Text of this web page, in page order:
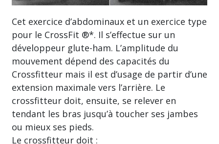
Cet exercice d’abdominaux et un exercice type
pour le CrossFit ®*. Il s’effectue sur un
développeur glute-ham. L’amplitude du
mouvement dépend des capacités du
Crossfitteur mais il est d’usage de partir d’une
extension maximale vers l’arrière. Le
crossfitteur doit, ensuite, se relever en
tendant les bras jusqu’à toucher ses jambes
ou mieux ses pieds.
Le crossfitteur doit :